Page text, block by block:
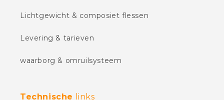
Lichtgewicht & composiet flessen
Levering & tarieven
waarborg & omruilsysteem
Technische links